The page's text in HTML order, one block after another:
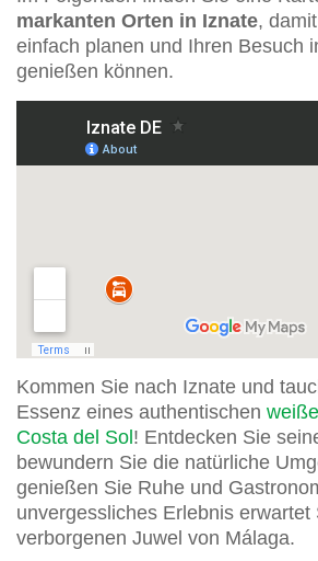
markanten Orten in Iznate,
einfach planen und Ihren Besuch
genießen können.
Kommen Sie nach Iznate und
Essenz eines authentischen
Costa del Sol ! Entdecken Sie
bewundern Sie die natürliche
genießen Sie Ruhe und
unvergessliches Erlebnis erwartet
verborgenen Juwel von Málaga.